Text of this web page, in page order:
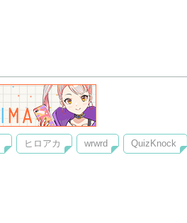
ヒロアカ wrwrd QuizKnock